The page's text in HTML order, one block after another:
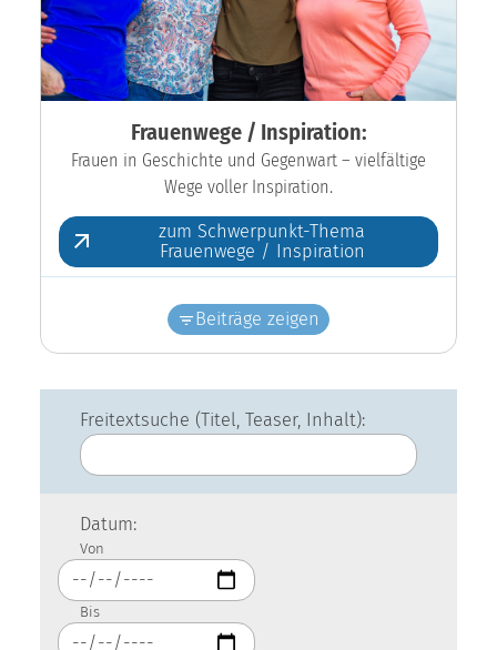
Frauenwege / Inspiration:
Frauen in Geschichte und Gegenwart – vielfältige
Wege voller Inspiration.
zum Schwerpunkt-Thema
Frauenwege / Inspiration
Beiträge zeigen
Freitextsuche (Titel, Teaser, Inhalt):
Datum:
Von
Bis